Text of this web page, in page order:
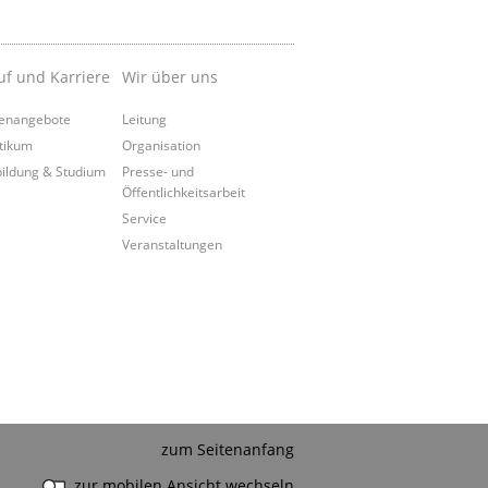
und Karriere
& Studium
Wir über uns
Leitung
Organisation
Presse- und
Öffentlichkeitsarbeit
Service
Veranstaltungen
zum Seitenanfang